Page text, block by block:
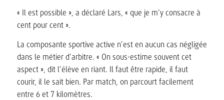
« Il est possible », a déclaré Lars, « que je m’y consacre à
cent pour cent ».
La composante sportive active n’est en aucun cas négligée
dans le métier d’arbitre. « On sous-estime souvent cet
aspect », dit l’élève en riant. Il faut être rapide, il faut
courir, il le sait bien. Par match, on parcourt facilement
entre 6 et 7 kilomètres.